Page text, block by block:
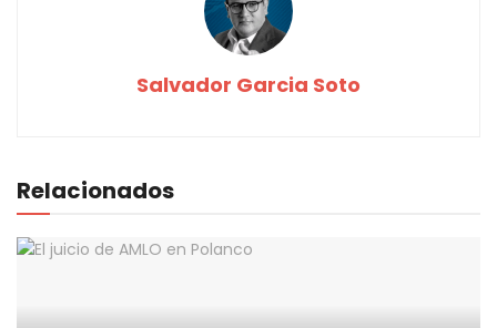
Salvador Garcia Soto
Relacionados